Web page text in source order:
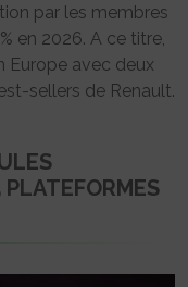
par les membres
en 2026. A ce titre,
Europe avec deux
sellers de Renault.